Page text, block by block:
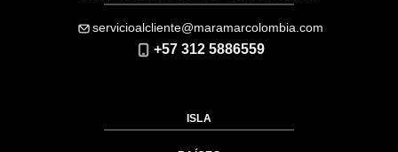
servicioalcliente@maramarcolombia.com
+57 312 5886559
ISLA